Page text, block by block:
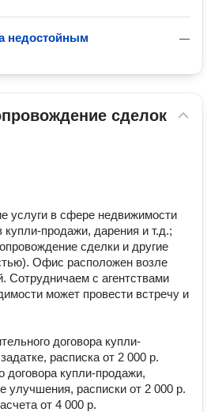
—
недостойным
сделок
услуги в сфере недвижимости
купли-продажи, дарения и т.д.;
сделки и другие
Офис расположен возле
с агентствами
может провести встречу и
договора купли-
расписка от 2 000 р.
договора купли-продажи,
улучшения, расписки от 2 000 р.
от 4 000 р.